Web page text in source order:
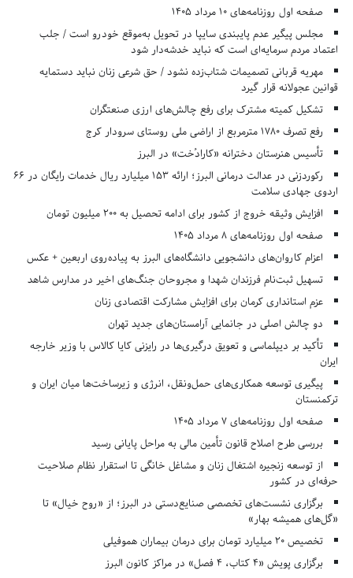
صفحه اول روزنامه‌های 10 مرداد 1405
مجلس پیگیر عدم پایبندی سایپا در تحویل به‌موقع خودرو است / جلب
اعتماد مردم سرمایه‌ای است که نباید خدشه‌دار شود
مهریه قربانی تصمیمات شتاب‌زده نشود / حق شرعی زنان نباید دستمایه
قوانین عجولانه قرار گیرد
تشکیل کمیته مشترک برای رفع چالش‌های ارزی صنعتگران
رفع تصرف ۱۷۸۰ مترمربع از اراضی ملی روستای سرودار کرج
تأسیس هنرستان دخترانه «کارادُخت» در البرز
رکوردزنی در عدالت درمانی البرز؛ ارائه ۱۵۳ میلیارد ریال خدمات رایگان در ۶۶
اردوی جهادی سلامت
افزایش وثیقه خروج از کشور برای ادامه تحصیل به ۲۰۰ میلیون تومان
صفحه اول روزنامه‌های 8 مرداد 1405
اعزام کاروان‌های دانشجویی دانشگاه‌های البرز به پیاده‌روی اربعین + عکس
تسهیل ثبت‌نام فرزندان شهدا و مجروحان جنگ‌های اخیر در مدارس شاهد
عزم استانداری کرمان برای افزایش مشارکت اقتصادی زنان
دو چالش اصلی در جانمایی آرامستان‌های جدید تهران
تأکید بر دیپلماسی و تعویق درگیری‌ها در رایزنی کایا کالاس با وزیر خارجه
ایران
پیگیری توسعه همکاری‌های حمل‌ونقل، انرژی و زیرساخت‌ها میان ایران و
ترکمنستان
صفحه اول روزنامه‌های 7 مرداد 1405
بررسی طرح اصلاح قانون تأمین مالی به مراحل پایانی رسید
از توسعه زنجیره اشتغال زنان و مشاغل خانگی تا استقرار نظام صلاحیت
حرفه‌ای در کشور
برگزاری نشست‌های تخصصی صنایع‌دستی در البرز؛ از «روح خیال» تا
«گل‌های همیشه بهار»
تخصیص ۲۰ میلیارد تومان برای درمان بیماران هموفیلی
برگزاری پویش «۴ کتاب، ۴ فصل» در مراکز کانون البرز